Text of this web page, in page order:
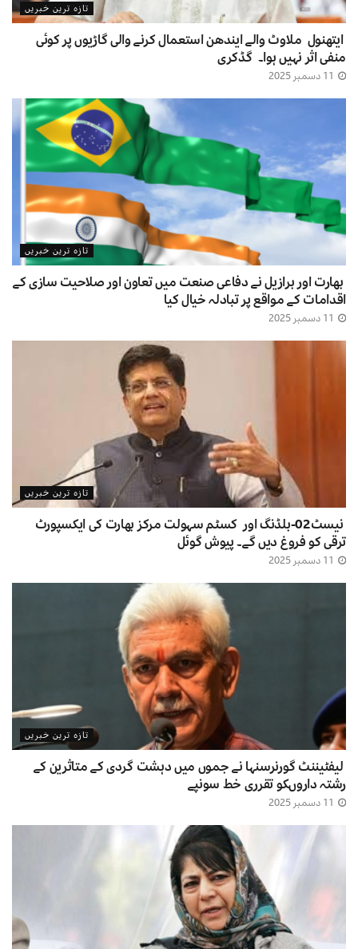
تازہ ترین خبریں
ایتھنول ملاوٹ والے ایندھن استعمال کرنے والی گاڑیوں پر کوئی
منفی اثر نہیں ہوا۔ گڈکری
تازہ ترین خبریں
بھارت اور برازیل نے دفاعی صنعت میں تعاون اور صلاحیت سازی کے
اقدامات کے مواقع پر تبادلہ خیال کیا
تازہ ترین خبریں
نیسٹ02-بلڈنگ اور کسٹم سہولت مرکز بھارت کی ایکسپورٹ
ترقی کو فروغ دیں گے۔ پیوش گوئل
تازہ ترین خبریں
لیفٹیننٹ گورنرسنہا نے جموں میں دہشت گردی کے متاثرین کے
رشتہ داروںکو تقرری خط سونپے